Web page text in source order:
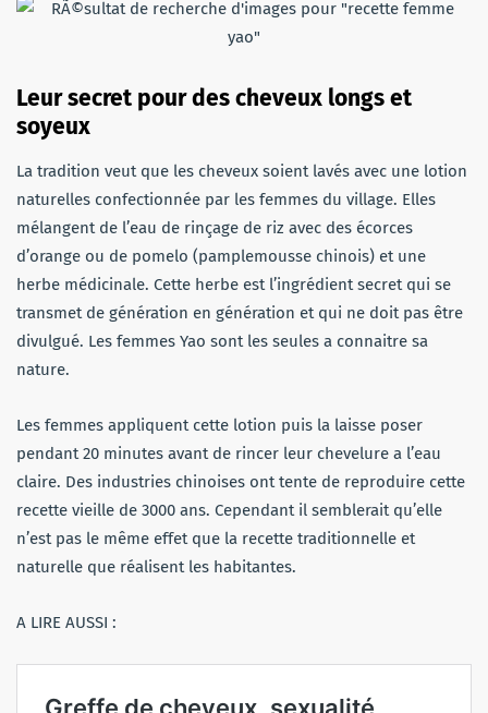
Leur secret pour des cheveux longs et
soyeux
La tradition veut que les cheveux soient lavés avec une lotion
naturelles confectionnée par les femmes du village. Elles
mélangent de l’eau de rinçage de riz avec des écorces
d’orange ou de pomelo (pamplemousse chinois) et une
herbe médicinale. Cette herbe est l’ingrédient secret qui se
transmet de génération en génération et qui ne doit pas être
divulgué. Les femmes Yao sont les seules a connaitre sa
nature.
Les femmes appliquent cette lotion puis la laisse poser
pendant 20 minutes avant de rincer leur chevelure a l’eau
claire. Des industries chinoises ont tente de reproduire cette
recette vieille de 3000 ans. Cependant il semblerait qu’elle
n’est pas le même effet que la recette traditionnelle et
naturelle que réalisent les habitantes.
A LIRE AUSSI :